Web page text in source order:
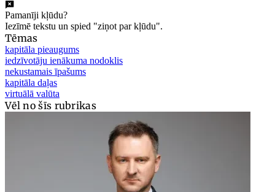
Pamanīji kļūdu?
Iezīmē tekstu un spied "ziņot par kļūdu".
Tēmas
kapitāla pieaugums
iedzīvotāju ienākuma nodoklis
nekustamais īpašums
kapitāla daļas
virtuālā valūta
Vēl no šīs rubrikas